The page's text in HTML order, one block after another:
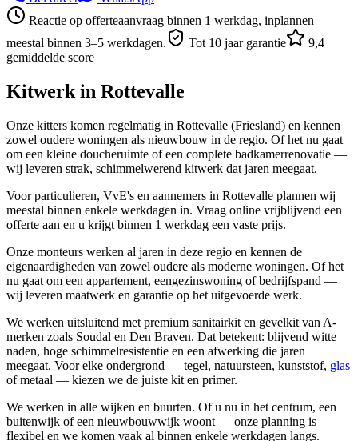
Reactie op offerteaanvraag binnen 1 werkdag, inplannen
meestal binnen 3–5 werkdagen.
Tot 10 jaar garantie
9,4
gemiddelde score
Kitwerk in Rottevalle
Onze kitters komen regelmatig in Rottevalle (Friesland) en kennen
zowel oudere woningen als nieuwbouw in de regio. Of het nu gaat
om een kleine doucheruimte of een complete badkamerrenovatie —
wij leveren strak, schimmelwerend kitwerk dat jaren meegaat.
Voor particulieren, VvE's en aannemers in Rottevalle plannen wij
meestal binnen enkele werkdagen in. Vraag online vrijblijvend een
offerte aan en u krijgt binnen 1 werkdag een vaste prijs.
Onze monteurs werken al jaren in deze regio en kennen de
eigenaardigheden van zowel oudere als moderne woningen. Of het
nu gaat om een appartement, eengezinswoning of bedrijfspand —
wij leveren maatwerk en garantie op het uitgevoerde werk.
We werken uitsluitend met premium sanitairkit en gevelkit van A-
merken zoals Soudal en Den Braven. Dat betekent: blijvend witte
naden, hoge schimmelresistentie en een afwerking die jaren
meegaat. Voor elke ondergrond — tegel, natuursteen, kunststof, glas
of metaal — kiezen we de juiste kit en primer.
We werken in alle wijken en buurten. Of u nu in het centrum, een
buitenwijk of een nieuwbouwwijk woont — onze planning is
flexibel en we komen vaak al binnen enkele werkdagen langs.